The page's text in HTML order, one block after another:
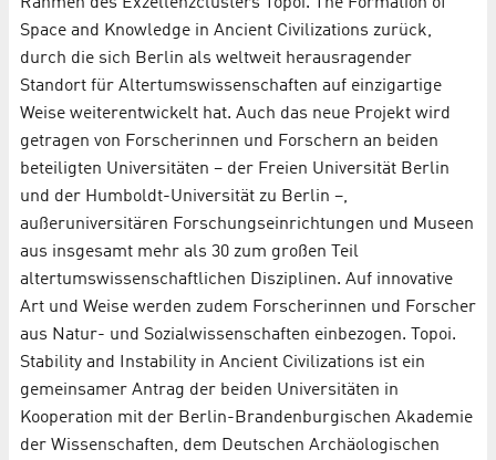
Rahmen des Exzellenzclusters Topoi. The Formation of
Space and Knowledge in Ancient Civilizations zurück,
durch die sich Berlin als weltweit herausragender
Standort für Altertumswissenschaften auf einzigartige
Weise weiterentwickelt hat. Auch das neue Projekt wird
getragen von Forscherinnen und Forschern an beiden
beteiligten Universitäten – der Freien Universität Berlin
und der Humboldt-Universität zu Berlin –,
außeruniversitären Forschungseinrichtungen und Museen
aus insgesamt mehr als 30 zum großen Teil
altertumswissenschaftlichen Disziplinen. Auf innovative
Art und Weise werden zudem Forscherinnen und Forscher
aus Natur- und Sozialwissenschaften einbezogen. Topoi.
Stability and Instability in Ancient Civilizations ist ein
gemeinsamer Antrag der beiden Universitäten in
Kooperation mit der Berlin-Brandenburgischen Akademie
der Wissenschaften, dem Deutschen Archäologischen